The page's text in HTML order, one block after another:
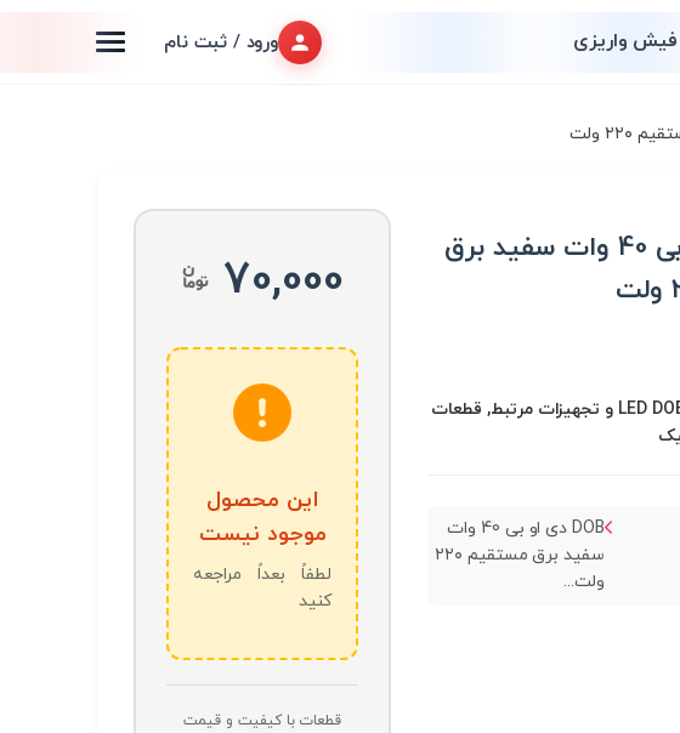
واریزی ورود / ثبت نام
DOB دی او بی 40 وات سفید برق
LED DOB, LED و تجهیزات مرتبط, قطعات
DOB دی او بی 40 وات
سفید برق مستقیم ۲۲۰
ولت...
70,000
این محصول
موجود نیست
لطفاً بعداً مراجعه
کنید
قطعات با کیفیت و قیمت